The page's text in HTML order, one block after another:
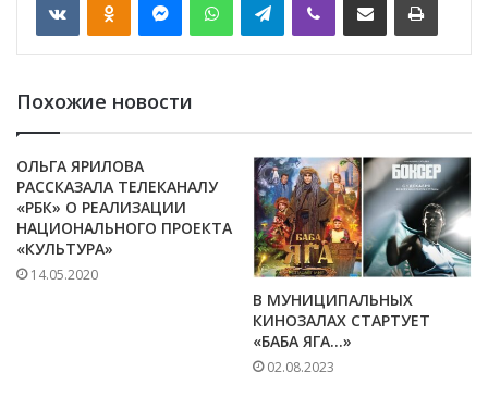
Похожие новости
ОЛЬГА ЯРИЛОВА
РАССКАЗАЛА ТЕЛЕКАНАЛУ
«РБК» О РЕАЛИЗАЦИИ
НАЦИОНАЛЬНОГО ПРОЕКТА
«КУЛЬТУРА»
14.05.2020
В МУНИЦИПАЛЬНЫХ
КИНОЗАЛАХ СТАРТУЕТ
«БАБА ЯГА…»
02.08.2023